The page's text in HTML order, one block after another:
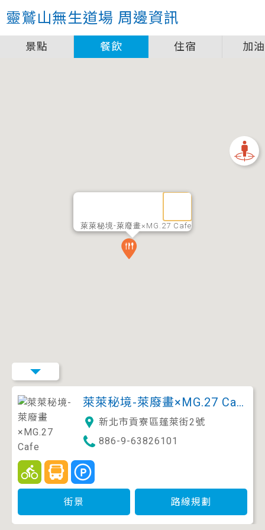
萊萊秘境-萊廢畫×MG.27 Cafe
靈鷲山無生道場 周邊資訊
景點 餐飲 住宿 加
萊萊秘境-萊廢畫×MG.27 Cafe
新北市貢寮區蓬萊街2號
886-9-63826101
街景 路線規劃